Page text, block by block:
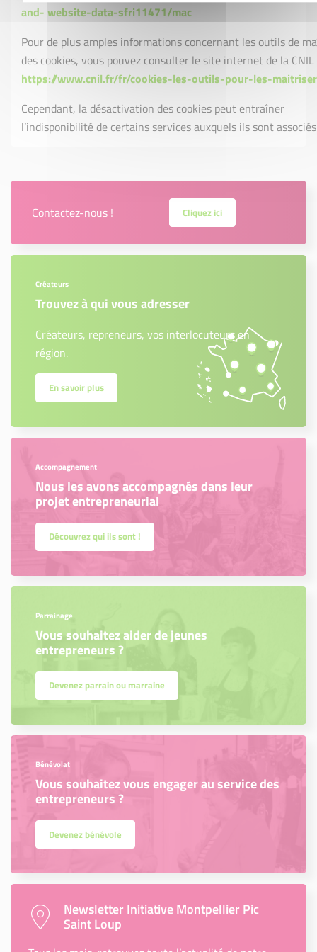
and- website-data-sfri11471/mac
Pour de plus amples informations concernant les outils de
des cookies, vous pouvez consulter le site internet de la CNIL
https://www.cnil.fr/fr/cookies-les-outils-pour-les-maitriser
Cependant, la désactivation des cookies peut entraîner
l’indisponibilité de certains services auxquels ils sont
Contactez-nous ! Cliquez ici
Créateurs
Trouvez à qui vous adresser
Créateurs, repreneurs, vos interlocuteurs en
région.
En savoir plus
Accompagnement
Nous les avons accompagnés dans leur
projet entrepreneurial
Découvrez qui ils sont !
Parrainage
Vous souhaitez aider de jeunes
entrepreneurs ?
Devenez parrain ou marraine
Bénévolat
Vous souhaitez vous engager au service des
entrepreneurs ?
Devenez bénévole
Newsletter Initiative Montpellier Pic
Saint Loup